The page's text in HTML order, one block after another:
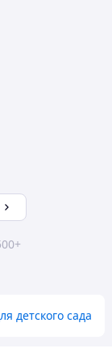
детского сада